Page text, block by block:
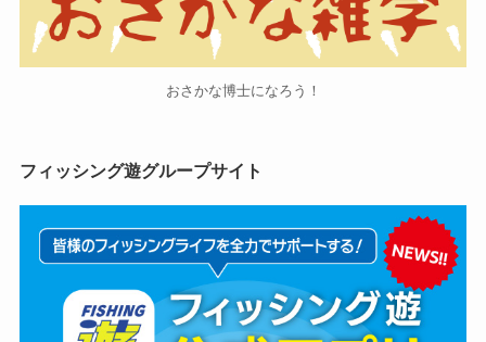
おさかな博士になろう！
フィッシング遊グループサイト